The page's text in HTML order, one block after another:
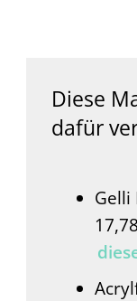
Diese
dafür
Gelli